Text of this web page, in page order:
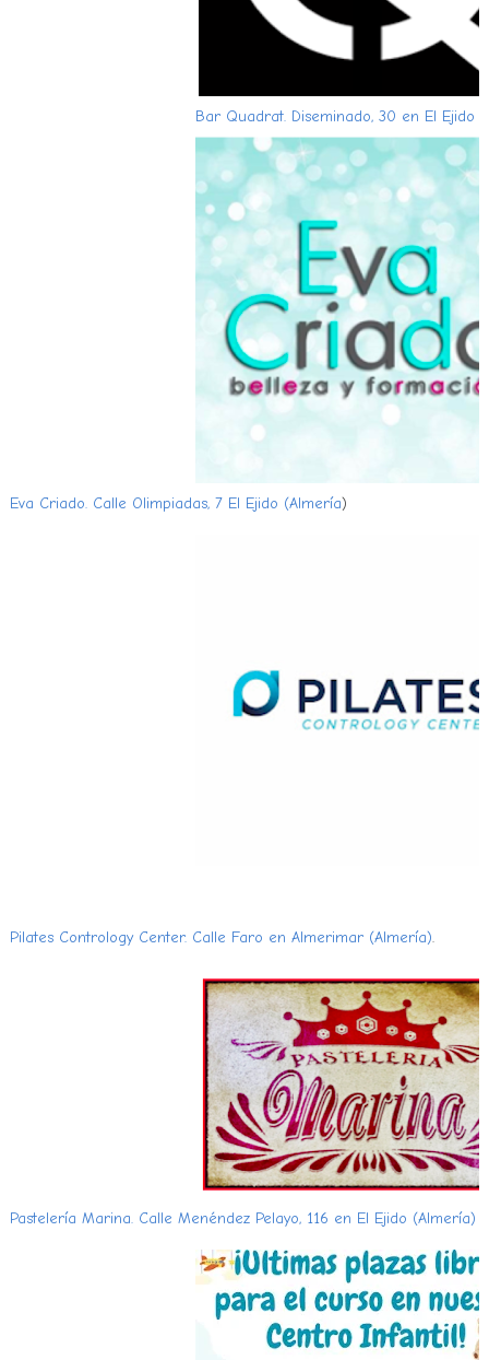
Bar Quadrat. Diseminado, 30 en El Ejido
Eva Criado. Calle Olimpiadas, 7 El Ejido (Almería)
Pilates Contrology Center. Calle Faro en Almerimar (Almería).
Pastelería Marina. Calle Menéndez Pelayo, 116 en El Ejido (Almería)